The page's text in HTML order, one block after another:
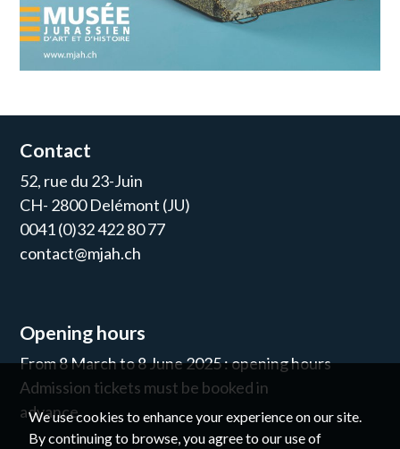
Contact
52, rue du 23-Juin
CH- 2800 Delémont (JU)
0041 (0)32 422 80 77
contact@mjah.ch
Opening hours
From 8 March to 8 June 2025 : opening hours
Admission tickets must be booked in
advance.
We use cookies to enhance your experience on our site.
By continuing to browse, you agree to our use of